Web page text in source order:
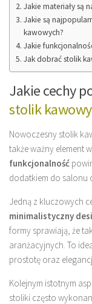
Jakie materiały są
Jakie są
kawowych?
Jakie
Jak dobrać stolik
Jakie cechy
stolik kawowy
Nowoczesny stolik
także ważny element
funkcjonalność
dodatkiem do salonu
Jedną z kluczowych
minimalistyczny
formy sprawiają, że
aranżacyjnych. To
prostotę oraz
Kolejnym istotnym
stoliki często